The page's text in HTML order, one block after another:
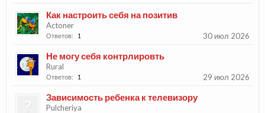
Как настроить себя на позитив
Actoner
Ответов: 1 30 июл 2026
Не могу себя контрлировть
Rural
Ответов: 1 29 июл 2026
Зависимость ребенка к телевизору
Pulcheriya